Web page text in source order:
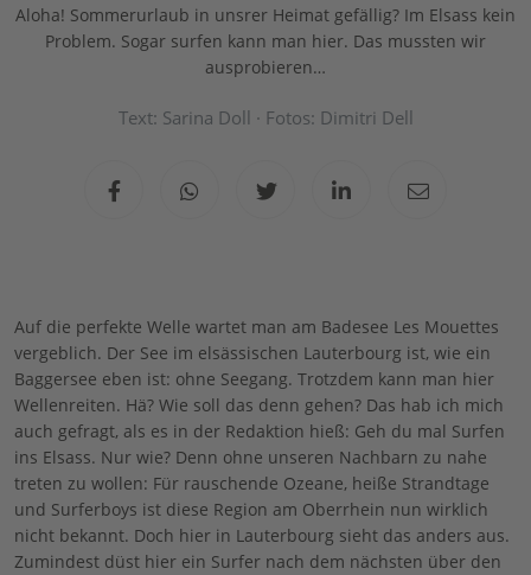
Aloha! Sommerurlaub in unsrer Heimat gefällig? Im Elsass kein
Problem. Sogar surfen kann man hier. Das mussten wir
ausprobieren…
Text: Sarina Doll · Fotos: Dimitri Dell
Auf die perfekte Welle wartet man am Badesee Les Mouettes
vergeblich. Der See im elsässischen Lauterbourg ist, wie ein
Baggersee eben ist: ohne Seegang. Trotzdem kann man hier
Wellenreiten. Hä? Wie soll das denn gehen? Das hab ich mich
auch gefragt, als es in der Redaktion hieß: Geh du mal Surfen
ins Elsass. Nur wie? Denn ohne unseren Nachbarn zu nahe
treten zu wollen: Für rauschende Ozeane, heiße Strandtage
und Surferboys ist diese Region am Oberrhein nun wirklich
nicht bekannt. Doch hier in Lauterbourg sieht das anders aus.
Zumindest düst hier ein Surfer nach dem nächsten über den